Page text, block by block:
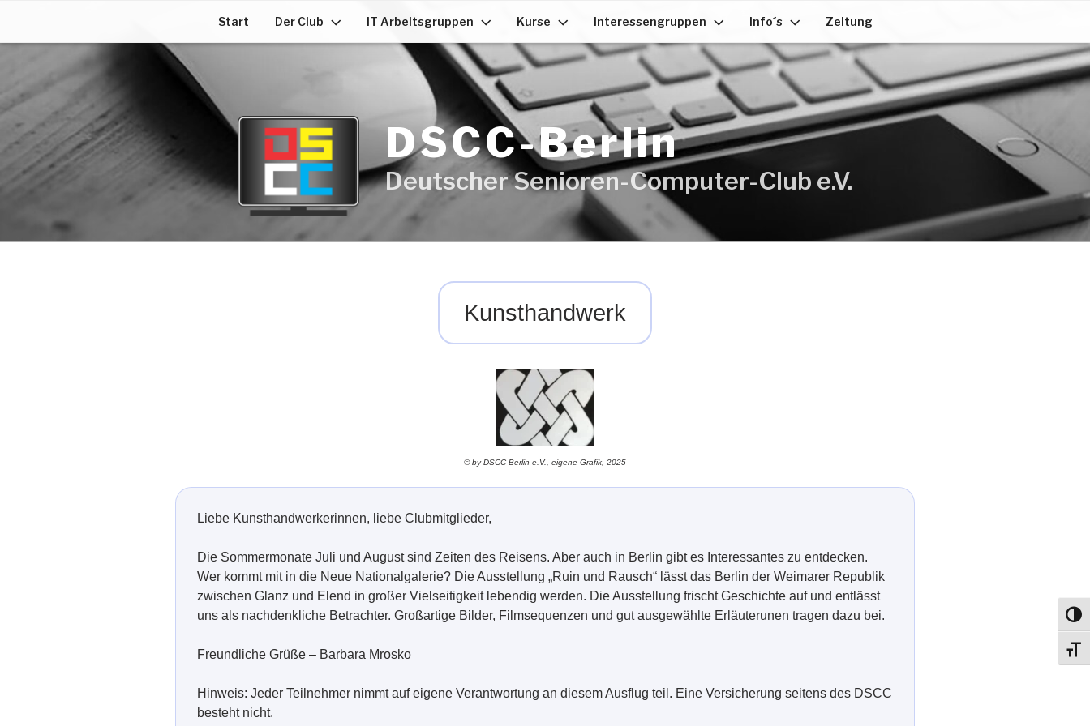
DSCC-Berlin
Deutscher Senioren-Computer-Club e.V.
Start Der Club IT Arbeitsgruppen Kurse Interessengruppen Info´s Zeitung
Kunsthandwerk
© by DSCC Berlin e.V., eigene Grafik, 2025
Liebe Kunsthandwerkerinnen, liebe Clubmitglieder,
Die Sommermonate Juli und August sind Zeiten des Reisens. Aber auch in Berlin gibt es Interessantes zu entdecken.
Wer kommt mit in die Neue Nationalgalerie? Die Ausstellung „Ruin und Rausch“ lässt das Berlin der Weimarer Republik
zwischen Glanz und Elend in großer Vielseitigkeit lebendig werden. Die Ausstellung frischt Geschichte auf und entlässt
uns als nachdenkliche Betrachter. Großartige Bilder, Filmsequenzen und gut ausgewählte Erläuterunen tragen dazu bei.
Freundliche Grüße – Barbara Mrosko
Hinweis: Jeder Teilnehmer nimmt auf eigene Verantwortung an diesem Ausflug teil. Eine Versicherung seitens des DSCC
besteht nicht.